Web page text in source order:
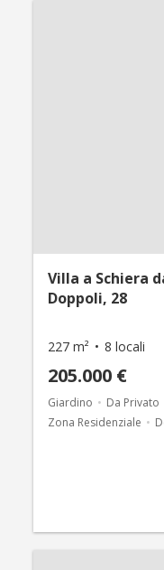
Villa a Schiera
Doppoli, 28
227 m² 8 locali
205.000 €
Giardino Da Privato
Zona Residenziale